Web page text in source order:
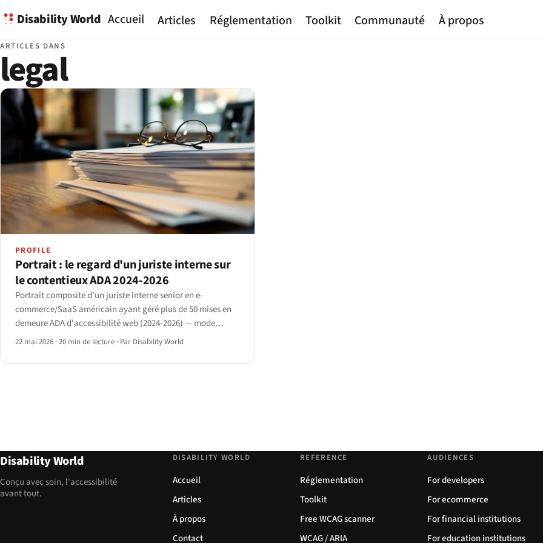
Disability World Accueil Articles Réglementation Toolkit Communauté À propos
ARTICLES DANS
legal
PROFILE
Portrait : le regard d'un juriste interne sur
le contentieux ADA 2024-2026
Portrait composite d'un juriste interne senior en e-
commerce/SaaS américain ayant géré plus de 50 mises en
demeure ADA d'accessibilité web (2024-2026) — mode
opératoire des demandeurs, fenêtre de règlement amiable
22 mai 2026 ·20 min de lecture · Par Disability World
Disability World
Conçu avec soin, l'accessibilité
avant tout.
DISABILITY WORLD
Accueil
Articles
À propos
Contact
REFERENCE
Réglementation
Toolkit
Free WCAG scanner
WCAG / ARIA
AUDIENCES
For developers
For ecommerce
For financial institutions
For education institutions